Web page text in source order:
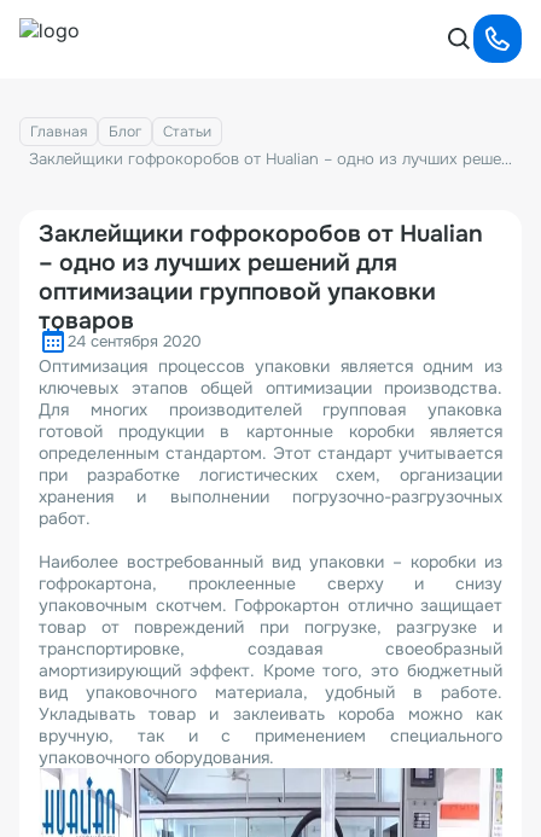
Главная Блог Статьи
Заклейщики гофрокоробов от Hualian – одно из лучших решений для оптимизации групповой упаковки товаров
Заклейщики гофрокоробов от Hualian
– одно из лучших решений для
оптимизации групповой упаковки
товаров
24 сентября 2020
Оптимизация процессов упаковки является одним из
ключевых этапов общей оптимизации производства.
Для многих производителей групповая упаковка
готовой продукции в картонные коробки является
определенным стандартом. Этот стандарт учитывается
при разработке логистических схем, организации
хранения и выполнении погрузочно-разгрузочных
работ.
Наиболее востребованный вид упаковки – коробки из
гофрокартона, проклеенные сверху и снизу
упаковочным скотчем. Гофрокартон отлично защищает
товар от повреждений при погрузке, разгрузке и
транспортировке, создавая своеобразный
амортизирующий эффект. Кроме того, это бюджетный
вид упаковочного материала, удобный в работе.
Укладывать товар и заклеивать короба можно как
вручную, так и с применением специального
упаковочного оборудования.